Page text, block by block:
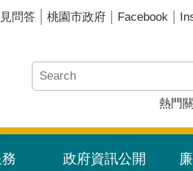
問答 桃園市政府 Facebook
熱門
政府資訊公開